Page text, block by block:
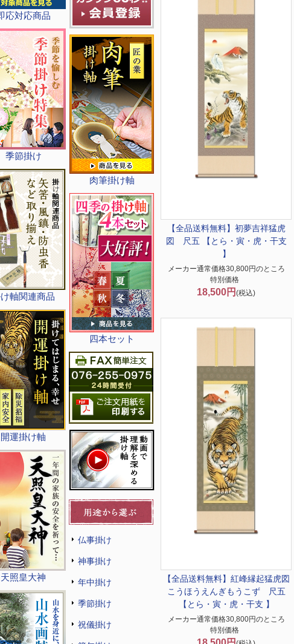
応対応商品
季節掛け
軸関連商品
開運掛け軸
天照皇大神
肉筆掛け軸
四本セット
仏事掛け
神事掛け
年中掛け
季節掛け
祝儀掛け
【全品送料無料】 初夢吉祥猛虎
図 尺五 【とら・寅・虎・干支
】
メーカー通常価格30,800円のところ
特別価格
18,500円 (税込)
【全品送料無料】 紅峰縁起猛虎図
こうほうえんぎもうこず 尺五
【とら・寅・虎・干支 】
メーカー通常価格30,800円のところ
特別価格